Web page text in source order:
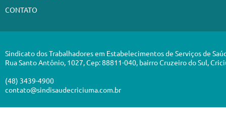
CONTATO
Sindicato dos Trabalhadores em Estabelecimentos de Serviços de
Rua Santo Antônio, 1027, Cep: 88811-040, bairro Cruzeiro do Sul,
(48) 3439-4900
contato@sindisaudecriciuma.com.br